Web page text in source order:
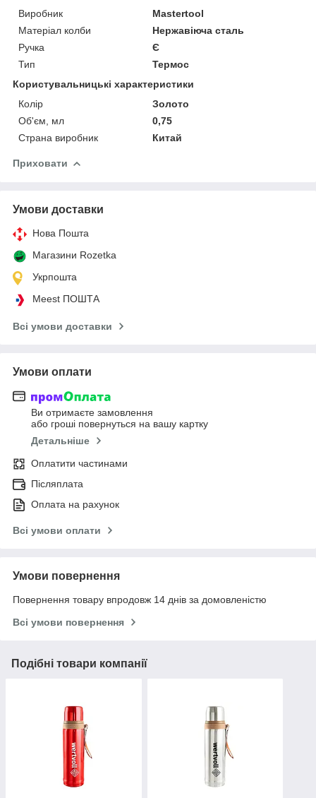
Виробник
Mastertool
Матеріал колби
Нержавіюча сталь
Ручка
Є
Тип
Термос
Користувальницькі характеристики
Колір
Золото
Об'єм, мл
0,75
Страна виробник
Китай
Приховати
Умови доставки
Нова Пошта
Магазини Rozetka
Укрпошта
Meest ПОШТА
Всі умови доставки
Умови оплати
Ви отримаєте замовлення
або гроші повернуться на вашу картку
Детальніше
Оплатити частинами
Післяплата
Оплата на рахунок
Всі умови оплати
Умови повернення
Повернення товару впродовж 14 днів за домовленістю
Всі умови повернення
Подібні товари компанії